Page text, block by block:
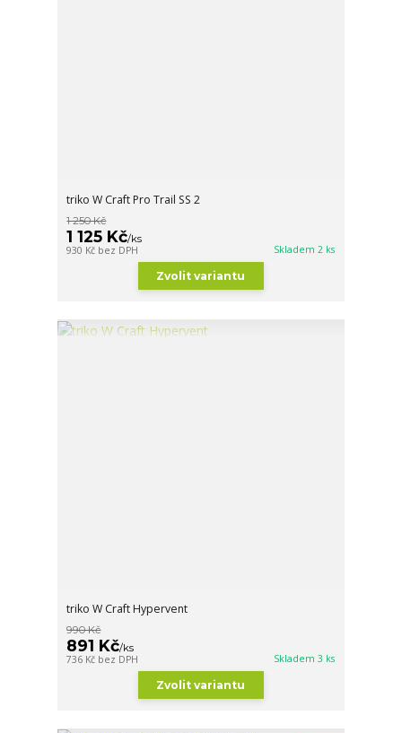
triko W Craft Pro Trail SS 2
1 250 Kč
1 125 Kč/ks
930 Kč bez DPH Skladem 2 ks
Zvolit variantu
triko W Craft Hypervent
990 Kč
891 Kč/ks
736 Kč bez DPH Skladem 3 ks
Zvolit variantu